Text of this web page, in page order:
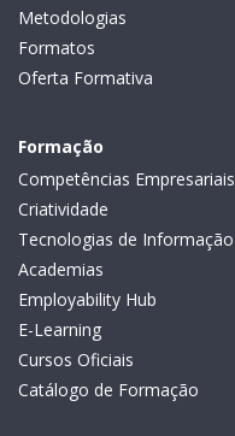
Metodologias
Formatos
Oferta Formativa
Formação
Competências Empresariais
Criatividade
Tecnologias de Informação
Academias
Employability Hub
E-Learning
Cursos Oficiais
Catálogo de Formação